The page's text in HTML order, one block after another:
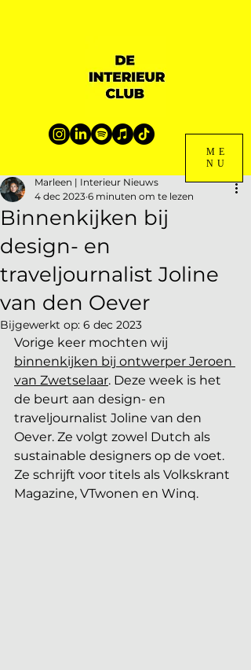
ME
NU
Binnenkijken bij
design- en
traveljournalist Joline
van den Oever
Marleen | Interieur Nieuws
4 dec 2023 6 minuten om te lezen
Bijgewerkt op: 6 dec 2023
Vorige keer mochten wij
binnenkijken bij ontwerper Jeroen
van Zwetselaar. Deze week is het
de beurt aan design- en
traveljournalist Joline van den
Oever. Ze volgt zowel Dutch als
sustainable designers op de voet.
Ze schrijft voor titels als Volkskrant
Magazine, VTwonen en Winq.